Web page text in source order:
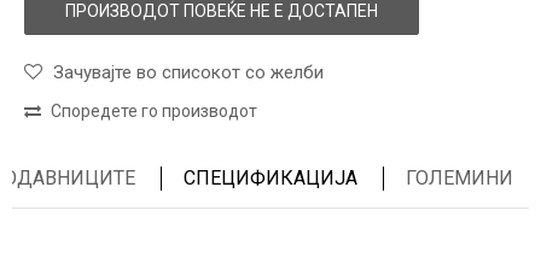
ПРОИЗВОДОТ ПОВЕЌЕ НЕ Е ДОСТАПЕН
Зачувајте во списокот со желби
Споредете го производот
СПЕЦИФИКАЦИЈА ГОЛЕМИНИ